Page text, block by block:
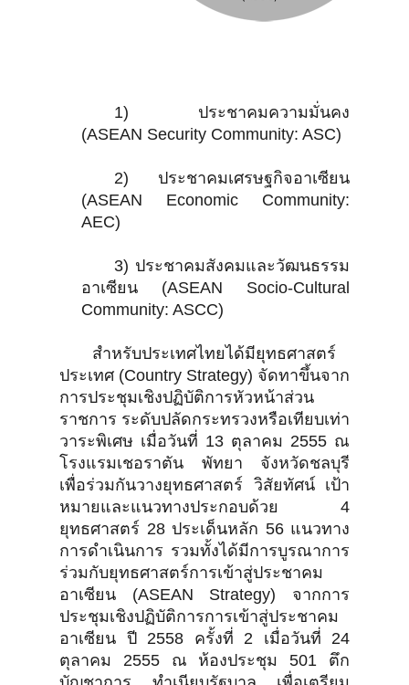
1) ประชาคมความมั่นคง
(ASEAN Security Community: ASC)
2) ประชาคมเศรษฐกิจอาเซียน
(ASEAN Economic Community:
AEC)
3) ประชาคมสังคมและวัฒนธรรม
อาเซียน (ASEAN Socio-Cultural
Community: ASCC)
สำหรับประเทศไทยได้มียุทธศาสตร์
ประเทศ (Country Strategy) จัดทาขึ้นจาก
การประชุมเชิงปฏิบัติการหัวหน้าส่วน
ราชการ ระดับปลัดกระทรวงหรือเทียบเท่า
วาระพิเศษ เมื่อวันที่ 13 ตุลาคม 2555 ณ
โรงแรมเชอราตัน พัทยา จังหวัดชลบุรี
เพื่อร่วมกันวางยุทธศาสตร์ วิสัยทัศน์ เป้า
หมายและแนวทางประกอบด้วย 4
ยุทธศาสตร์ 28 ประเด็นหลัก 56 แนวทาง
การดำเนินการ รวมทั้งได้มีการบูรณาการ
ร่วมกับยุทธศาสตร์การเข้าสู่ประชาคม
อาเซียน (ASEAN Strategy) จากการ
ประชุมเชิงปฏิบัติการการเข้าสู่ประชาคม
อาเซียน ปี 2558 ครั้งที่ 2 เมื่อวันที่ 24
ตุลาคม 2555 ณ ห้องประชุม 501 ตึก